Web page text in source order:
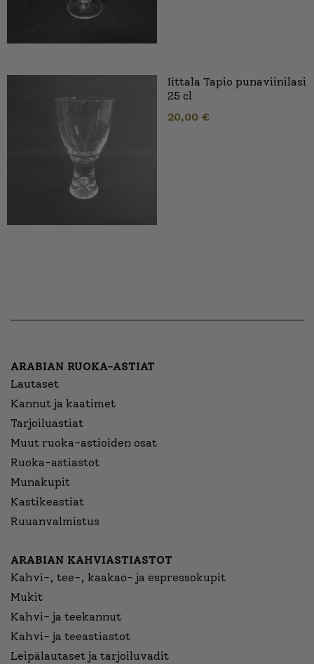
Iittala Tapio punaviinilasi
25 cl
20,00 €
ARABIAN RUOKA-ASTIAT
Lautaset
Kannut ja kaatimet
Tarjoiluastiat
Muut ruoka-astioiden osat
Ruoka-astiastot
Munakupit
Kastikeastiat
Ruuanvalmistus
ARABIAN KAHVIASTIASTOT
Kahvi-, tee-, kaakao- ja espressokupit
Mukit
Kahvi- ja teekannut
Kahvi- ja teeastiastot
Leipälautaset ja tarjoiluvadit